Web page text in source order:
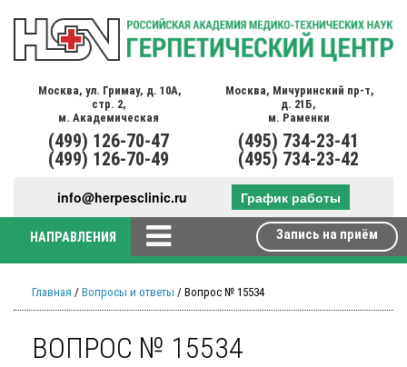
Москва, ул. Гримау, д. 10А,
стр. 2,
м. Академическая
(499) 126-70-47
(499) 126-70-49
Москва, Мичуринский пр-т,
д. 21Б,
м. Раменки
(495) 734-23-41
(495) 734-23-42
info@herpesclinic.ru График работы
НАПРАВЛЕНИЯ Запись на приём
Главная / Вопросы и ответы / Вопрос № 15534
ВОПРОС № 15534